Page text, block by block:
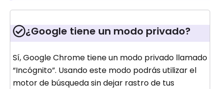
¿Google tiene un modo privado?
Sí, Google Chrome tiene un modo privado llamado
“Incógnito”. Usando este modo podrás utilizar el
motor de búsqueda sin dejar rastro de tus